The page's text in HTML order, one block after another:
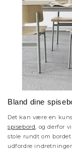
Bland dine
Det kan være en
spisebord, og derfor
stole rundt om
udfordre